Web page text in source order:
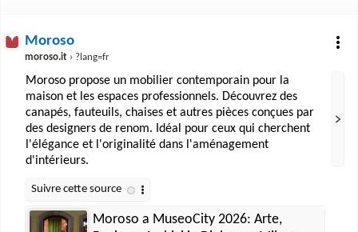
Moroso
moroso.it › ?lang=fr
Moroso propose un mobilier contemporain pour la
maison et les espaces professionnels. Découvrez des
canapés, fauteuils, chaises et autres pièces conçues par
des designers de renom. Idéal pour ceux qui cherchent
l'élégance et l'originalité dans l'aménagement
d'intérieurs.
Moroso a MuseoCity 2026: Arte,